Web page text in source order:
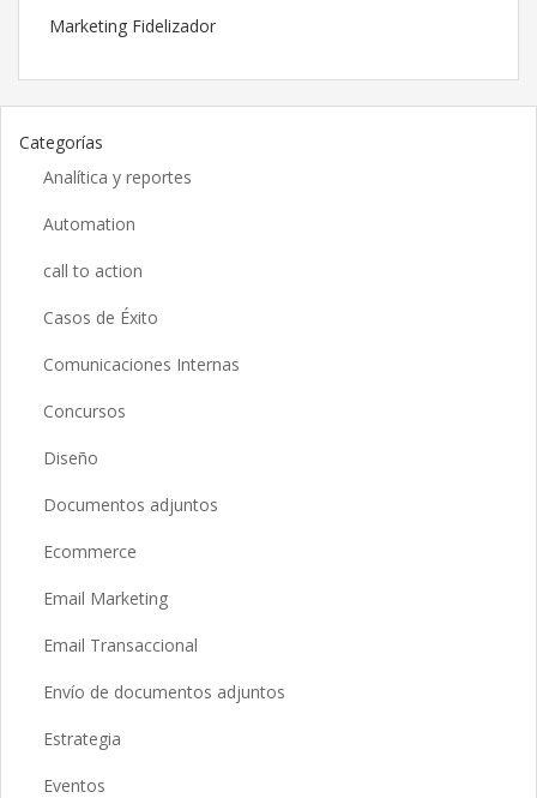
Marketing Fidelizador
Categorías
Analítica y reportes
Automation
call to action
Casos de Éxito
Comunicaciones Internas
Concursos
Diseño
Documentos adjuntos
Ecommerce
Email Marketing
Email Transaccional
Envío de documentos adjuntos
Estrategia
Eventos